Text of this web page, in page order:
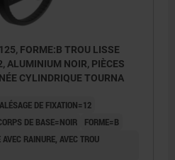
FORME:B TROU LISSE
ALUMINIUM NOIR, PIÈCES
CYLINDRIQUE TOURNA
ALÉSAGE DE FIXATION=12
DE BASE=NOIR
FORME=B
RAINURE, AVEC TROU